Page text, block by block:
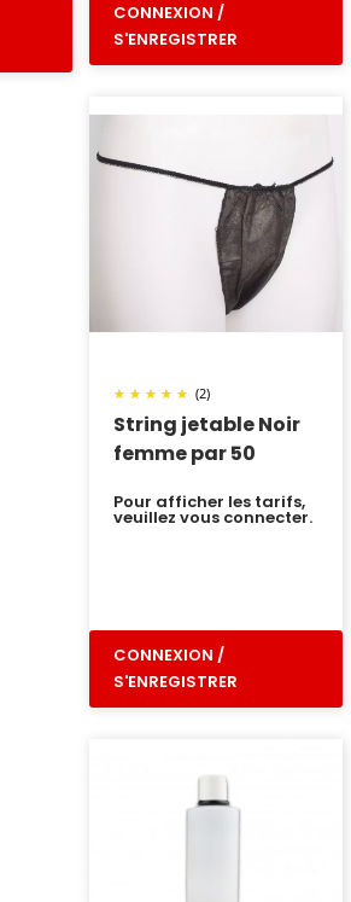
CONNEXION /
S'ENREGISTRER
String jetable Noir
femme par 50
(2)
Pour afficher les tarifs,
veuillez vous connecter.
CONNEXION /
S'ENREGISTRER